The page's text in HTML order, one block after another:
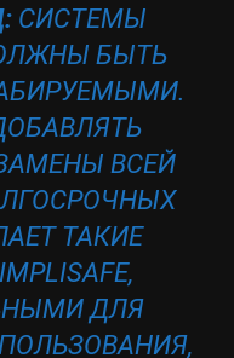
СИСТЕМЫ
БЫТЬ
ВСЕЙ
ТАКИЕ
ДЛЯ